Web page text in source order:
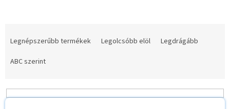
m
e
Legnépszerűbb termékek Legolcsóbb elöl
Legdrágább
ABC szerint